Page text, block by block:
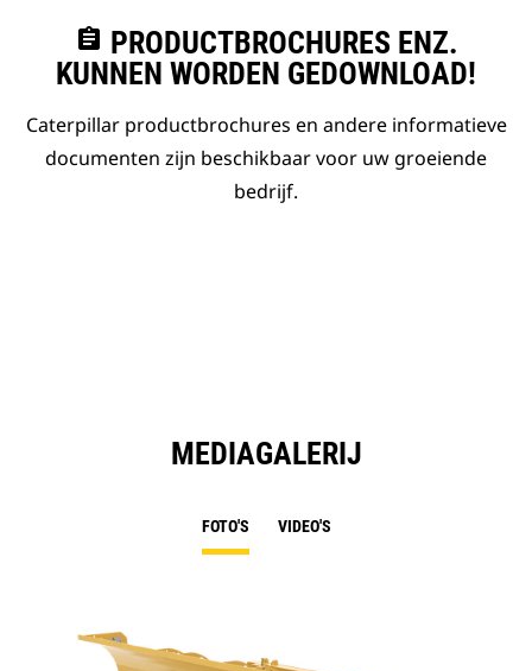
assignment PRODUCTBROCHURES ENZ.
KUNNEN WORDEN GEDOWNLOAD!
Caterpillar productbrochures en andere informatieve
documenten zijn beschikbaar voor uw groeiende
bedrijf.
MEDIAGALERIJ
FOTO'S VIDEO'S